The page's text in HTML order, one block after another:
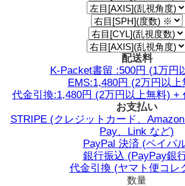
配送料
K-Packet書留 :500円 (1万円
EMS:1,480円 (2万円以上
代金引換:1,480円 (2万円以上無料) +
お支払い
STRIPE (クレジットカード、
Pay、Link など)
PayPal 決済 (ペイパ
銀行振込 (PayPay銀
代金引換 (ヤマト便コレ
数量